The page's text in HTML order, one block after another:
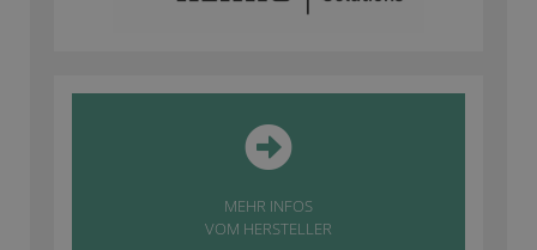
MEHR INFOS
VOM HERSTELLER